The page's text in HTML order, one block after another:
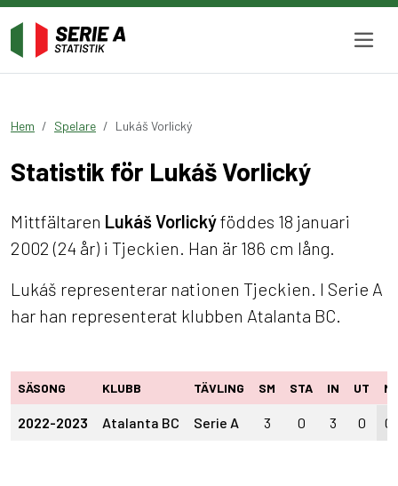
Hem Spelare Lukáš Vorlický
Statistik för Lukáš Vorlický
Mittfältaren Lukáš Vorlickýföddes 18 januari
2002 (24 år) i Tjeckien. Han är 186 cm lång.
Lukáš representerar nationen Tjeckien. I Serie A
har han representerat klubben Atalanta BC.
SÄSONG KLUBB TÄVLING SM STA IN UT M
2022-2023 Atalanta BC Serie A 3 0 3 0 0